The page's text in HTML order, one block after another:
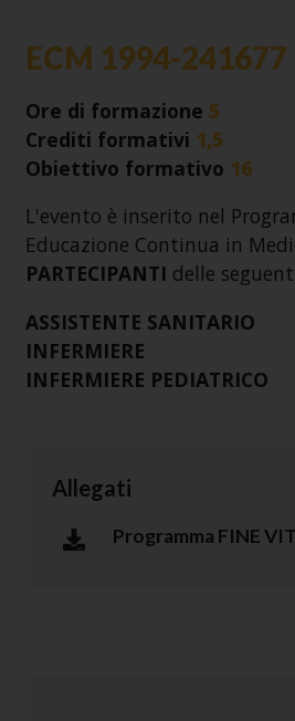
ECM 1994-241677
Ore di formazione 5
Crediti formativi 1,5
Obiettivo formativo 16
L'evento è inserito nel
Educazione Continua in
PARTECIPANTI delle
ASSISTENTE SANITARIO
INFERMIERE
INFERMIERE PEDIATRICO
Allegati
Programma FINE